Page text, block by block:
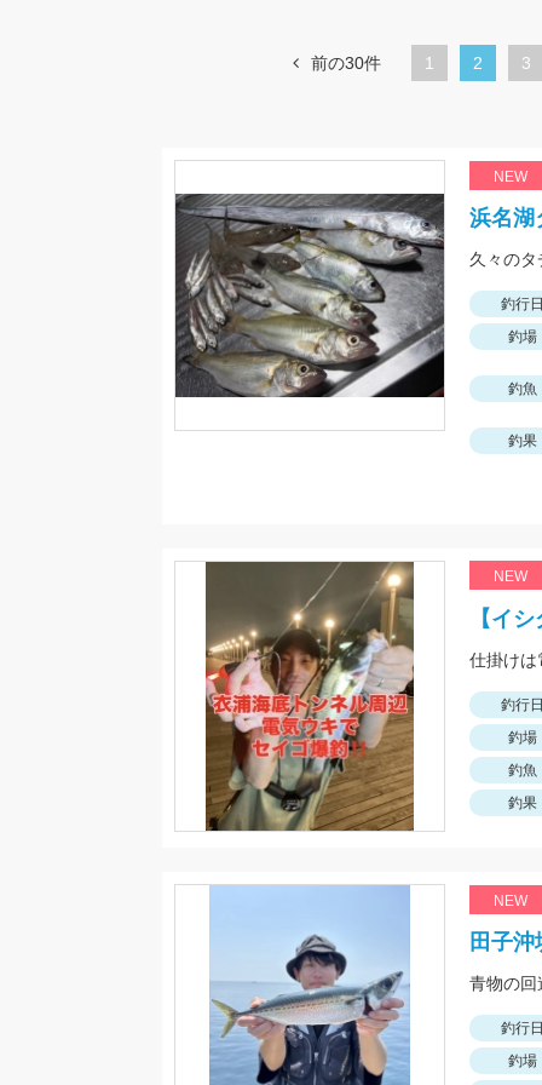
前の30件 1
カ
ペ
2
ペ
3
NEW
浜名湖
久々の
釣行
釣場
釣魚
釣果
NEW
【イ
仕掛けは
釣行
釣場
釣魚
釣果
NEW
田子
釣行
釣場